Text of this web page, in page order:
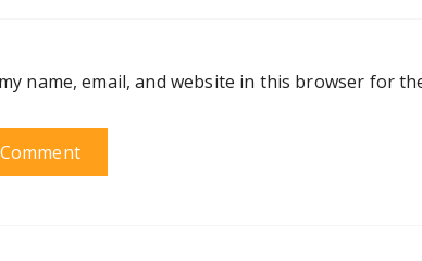
name, email, and website in this browser for